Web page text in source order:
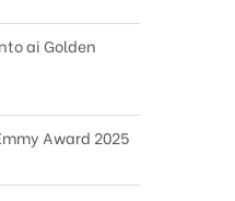
ai Golden
Award 2025